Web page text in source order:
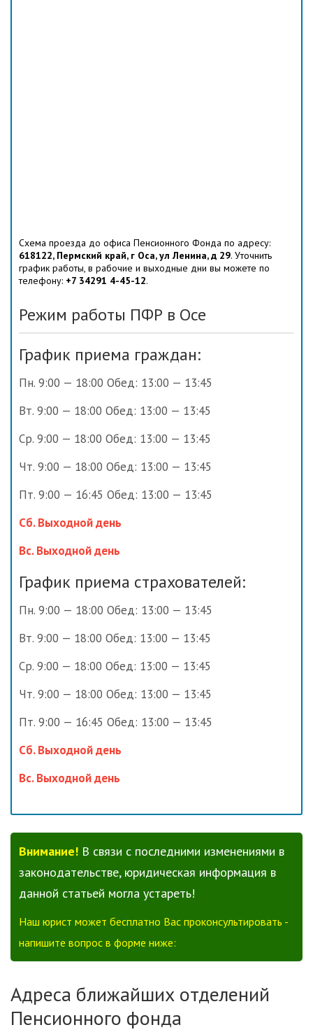
Схема проезда до офиса Пенсионного Фонда по адресу:
618122, Пермский край, г Оса, ул Ленина, д 29. Уточнить
график работы, в рабочие и выходные дни вы можете по
телефону: +7 34291 4-45-12.
Режим работы ПФР в Осе
График приема граждан:
Пн. 9:00 — 18:00 Обед: 13:00 — 13:45
Вт. 9:00 — 18:00 Обед: 13:00 — 13:45
Ср. 9:00 — 18:00 Обед: 13:00 — 13:45
Чт. 9:00 — 18:00 Обед: 13:00 — 13:45
Пт. 9:00 — 16:45 Обед: 13:00 — 13:45
Сб. Выходной день
Вс. Выходной день
График приема страхователей:
Пн. 9:00 — 18:00 Обед: 13:00 — 13:45
Вт. 9:00 — 18:00 Обед: 13:00 — 13:45
Ср. 9:00 — 18:00 Обед: 13:00 — 13:45
Чт. 9:00 — 18:00 Обед: 13:00 — 13:45
Пт. 9:00 — 16:45 Обед: 13:00 — 13:45
Сб. Выходной день
Вс. Выходной день
Внимание! В связи с последними изменениями в
законодательстве, юридическая информация в
данной статьей могла устареть!
Наш юрист может бесплатно Вас проконсультировать -
напишите вопрос в форме ниже:
Адреса ближайших отделений
Пенсионного фонда